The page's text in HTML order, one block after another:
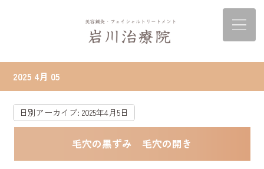
2025 4月 05
日別アーカイブ:2025年4月5日
毛穴の黒ずみ 毛穴の開き